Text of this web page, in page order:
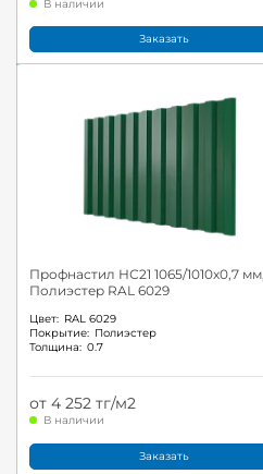
В наличии
Заказать
Профнастил НС21 1065/1010x0,7 мм,
Полиэстер RAL 6029
Цвет: RAL 6029
Покрытие: Полиэстер
Толщина: 0.7
от 4 252 тг/м2
В наличии
Заказать